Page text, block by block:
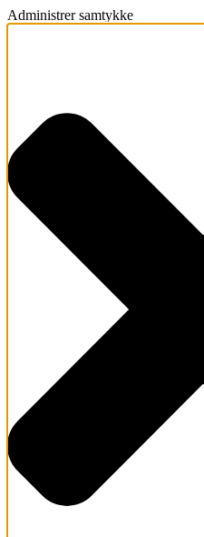
Administrer samtykke